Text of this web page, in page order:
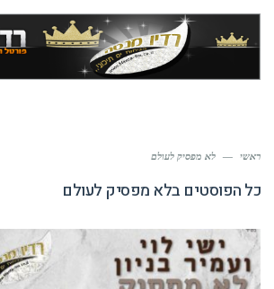
ראשי — לא מפסיק לעולם
כל הפוסטים בלא מפסיק לעולם